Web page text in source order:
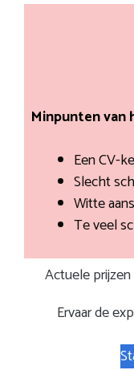
Minpunten
Een CV-
Slecht
Witte
Te veel
Actuele
Ervaar de